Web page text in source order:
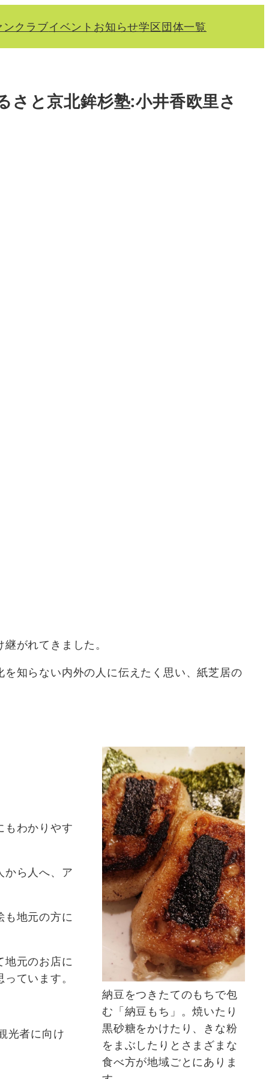
クラブイベント お知らせ学区団体一覧
と京北鉾杉塾:小井香欧里さ
がれてきました。
知らない内外の人に伝えたく思い、紙芝居の
納豆をつきたてのもちで包
む「納豆もち」。焼いたり
黒砂糖をかけたり、きな粉
をまぶしたりとさまざまな
食べ方が地域ごとにありま
もわかりやす
から人へ、ア
も地元の方に
地元のお店に
ています。
光者に向け